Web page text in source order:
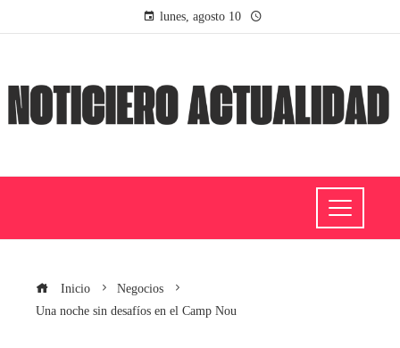
lunes, agosto 10
Inicio
Negocios
Una noche sin desafíos en el Camp Nou